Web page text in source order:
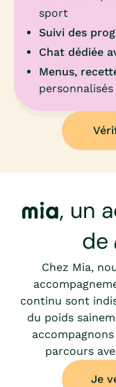
sport
Suivi des
Chat dédiée
Menus,
personnalisés
mia, un
de
Chez Mia,
continu sont
du poids
parcours
Je